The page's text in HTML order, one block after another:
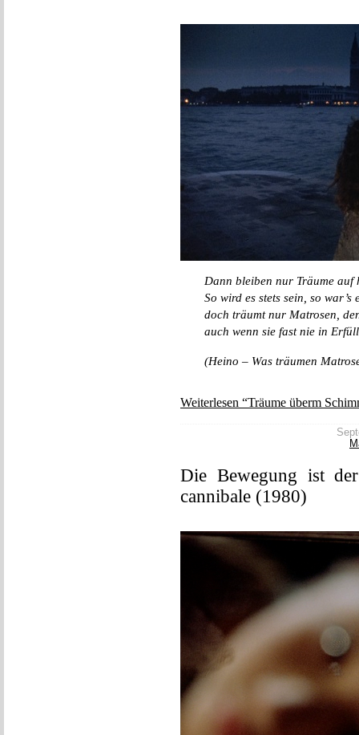
Dann bleiben nur Träume auf
So wird es stets sein, so war’s
doch träumt nur Matrosen,
auch wenn sie fast nie in
(Heino – Was träumen
Weiterlesen “Träume überm
Die Bewegung ist
cannibale (1980)